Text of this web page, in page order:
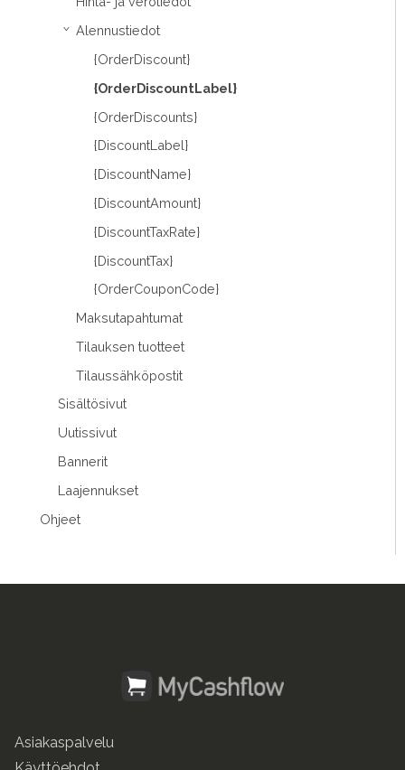
› Alennustiedot
{OrderDiscount}
{OrderDiscountLabel}
{OrderDiscounts}
{DiscountLabel}
{DiscountName}
{DiscountAmount}
{DiscountTaxRate}
{DiscountTax}
{OrderCouponCode}
Maksutapahtumat
Tilauksen tuotteet
Tilaussähköpostit
Sisältösivut
Uutissivut
Bannerit
Laajennukset
Ohjeet
Asiakaspalvelu